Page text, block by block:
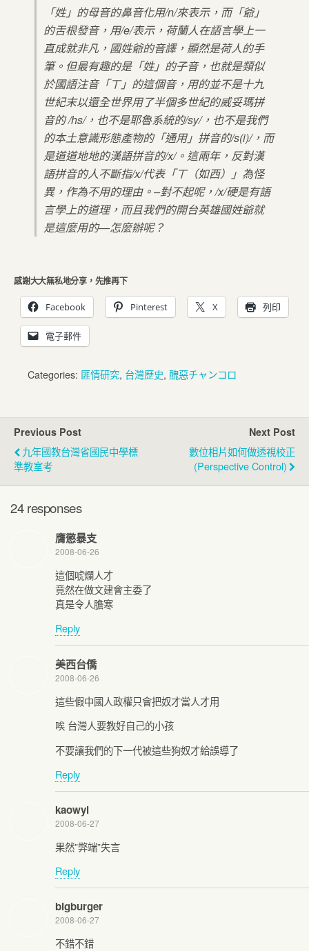
「姓」的母音的鼻音化用/n/來表示，而「爺」
的舌根發音，用/e/表示，荷蘭人在語言學上一
直成就非凡，國姓爺的音譯，顯然是荷人的手
筆。但最有趣的是「姓」的子音，也就是類似
於國語注音「ㄒ」的這個音，用的並不是十九
世紀末以還全世界用了半個多世紀的威妥瑪拼
音的 /hs/，也不是耶魯系統的/sy/，也不是我們
的本土意識形態產物的「通用」拼音的/s(i)/，而
是道道地地的漢語拼音的/x/。這兩年，反對漢
語拼音的人不斷指/x/代表「ㄒ（如西）」為怪
異，作為不用的理由。–對不起呢，/x/硬是有語
言學上的道理，而且我們的開台英雄國姓爺就
是這麼用的—怎麼辦呢？
感謝大大無私地分享，先推再下
Facebook Pinterest X 列印
電子郵件
Categories: 匪情研究, 台灣歷史, 醜惡チャンコロ
Previous Post
九年國教台灣省國民中學標
準教室考
Next Post
數位相片如何做透視校正
(Perspective Control)
24 responses
膺懲暴支
2008-06-26
這個唬爛人才
竟然在做文建會主委了
真是令人膽寒
Reply
美西台僑
2008-06-26
這些假中國人政權只會把奴才當人才用
唉 台灣人要教好自己的小孩
不要讓我們的下一代被這些狗奴才給誤導了
Reply
kaowyl
2008-06-27
果然”弊端”失言
Reply
bigburger
2008-06-27
不錯不錯